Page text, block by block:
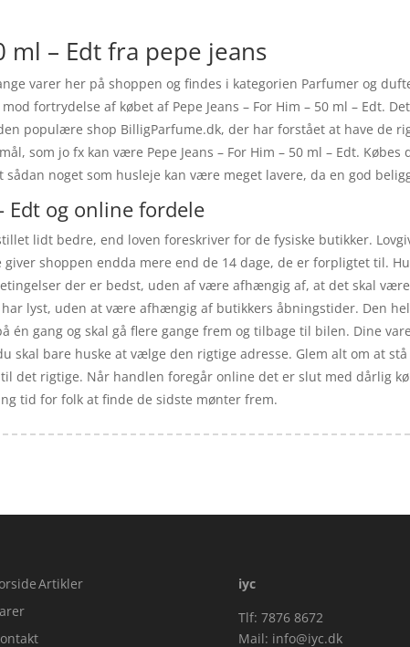
ml – Edt fra pepe jeans
varer her på shoppen og findes i kategorien Parfumer og
fortrydelse af købet af Pepe Jeans – For Him – 50 ml – Edt.
den populære shop BilligParfume.dk, der har forstået at have de
som jo fx kan være Pepe Jeans – For Him – 50 ml – Edt.
noget som husleje kan være meget lavere, da en god
Edt og online fordele
lidt bedre, end loven foreskriver for de fysiske butikker.
shoppen endda mere end de 14 dage, de er forpligtet til.
der er bedst, uden af være afhængig af, at det skal
lyst, uden at være afhængig af butikkers åbningstider. Den
én gang og skal gå flere gange frem og tilbage til bilen. Dine
skal bare huske at vælge den rigtige adresse. Glem alt om at
det rigtige. Når handlen foregår online det er slut med dårlig
tid for folk at finde de sidste mønter frem.
Artikler
iyc
Tlf: 7876 8672
Mail: info@iyc.dk